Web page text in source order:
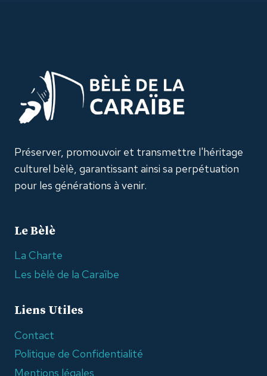
Préserver, promouvoir et transmettre l'héritage
culturel bèlè, garantissant ainsi sa perpétuation
pour les générations à venir.
Le Bèlè
La Charte
Les bèlè de la Caraïbe
Liens Utiles
Contact
Politique de Confidentialité
Mentions légales